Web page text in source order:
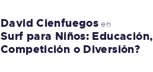
David Cienfuegos en
Surf para Niños: Educación,
Competición o Diversión?